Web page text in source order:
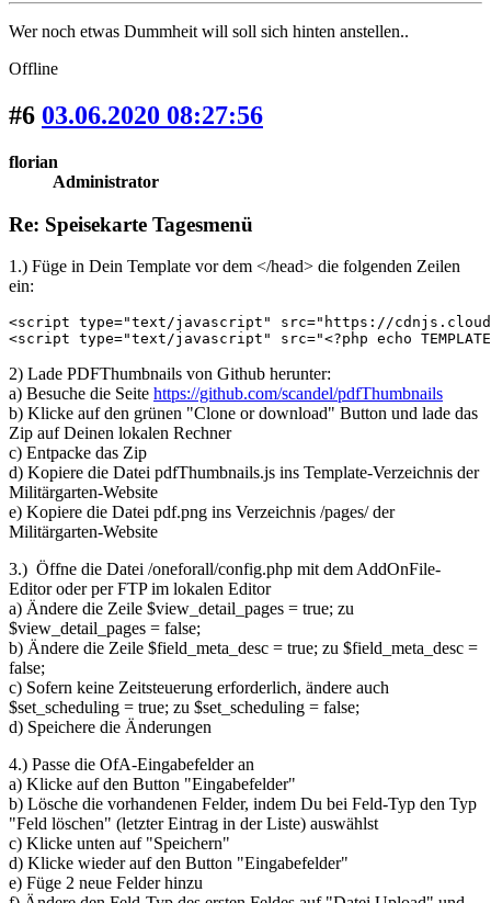
Wer noch etwas Dummheit will soll sich hinten anstellen..
Offline
#6 03.06.2020 08:27:56
florian
Administrator
Re: Speisekarte Tagesmenü
1.) Füge in Dein Template vor dem </head> die folgenden Zeilen
ein:
<script type="text/javascript" src="https://
<script type="text/javascript" src="<?php echo
2) Lade PDFThumbnails von Github herunter:
a) Besuche die Seite https://github.com/scandel/pdfThumbnails
b) Klicke auf den grünen "Clone or download" Button und lade das
Zip auf Deinen lokalen Rechner
c) Entpacke das Zip
d) Kopiere die Datei pdfThumbnails.js ins Template-Verzeichnis der
Militärgarten-Website
e) Kopiere die Datei pdf.png ins Verzeichnis /pages/ der
Militärgarten-Website
3.) Öffne die Datei /oneforall/config.php mit dem AddOnFile-
Editor oder per FTP im lokalen Editor
a) Ändere die Zeile $view_detail_pages = true; zu
$view_detail_pages = false;
b) Ändere die Zeile $field_meta_desc = true; zu $field_meta_desc =
false;
c) Sofern keine Zeitsteuerung erforderlich, ändere auch
$set_scheduling = true; zu $set_scheduling = false;
d) Speichere die Änderungen
4.) Passe die OfA-Eingabefelder an
a) Klicke auf den Button "Eingabefelder"
b) Lösche die vorhandenen Felder, indem Du bei Feld-Typ den Typ
"Feld löschen" (letzter Eintrag in der Liste) auswählst
c) Klicke unten auf "Speichern"
d) Klicke wieder auf den Button "Eingabefelder"
e) Füge 2 neue Felder hinzu